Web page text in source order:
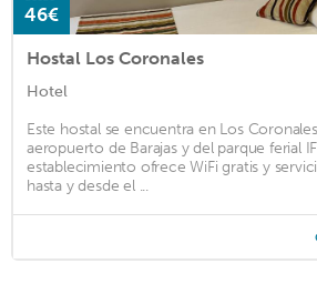
46€
Hostal Los Coronales
Hotel
Este hostal se encuentra en Los
aeropuerto de Barajas y del parque ferial
establecimiento ofrece WiFi gratis y
hasta y desde el ...